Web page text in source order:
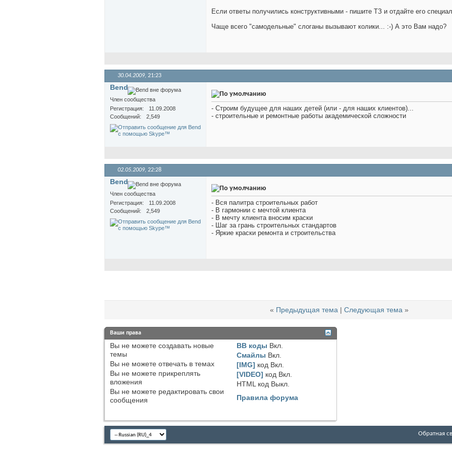
Если ответы получились конструктивными - пишите ТЗ и отдайте его
Чаще всего "самодельные" слоганы вызывают колики... :-) А это Вам надо?
30.04.2009, 21:23
Bend
Член сообщества
Регистрация
11.09.2008
Сообщений
2,549
- Строим будущее для наших детей (или - для наших клиентов)...
- строительные и ремонтные работы академической сложности
02.05.2009, 22:28
Bend
Член сообщества
Регистрация
11.09.2008
Сообщений
2,549
- Вся палитра строительных работ
- В гармонии с мечтой клиента
- В мечту клиента вносим краски
- Шаг за грань строительных стандартов
- Яркие краски ремонта и строительства
« Предыдущая тема | Следующая тема »
Ваши права
Вы не можете создавать новые
темы
Вы не можете отвечать в темах
Вы не можете прикреплять
вложения
Вы не можете редактировать свои
сообщения
BB коды Вкл.
Смайлы Вкл.
[IMG] код Вкл.
[VIDEO] код Вкл.
HTML код Выкл.
Правила форума
Обратная